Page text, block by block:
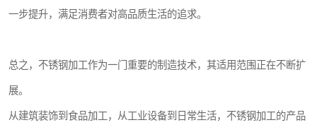
一步提升，满足消费者对高品质生活的追求。
总之，不锈钢加工作为一门重要的制造技术，其适用范围正在不断扩
展。
从建筑装饰到食品加工，从工业设备到日常生活，不锈钢加工的产品